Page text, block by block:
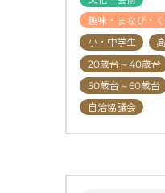
趣味・まなび・
小・中学生
20歳台～40歳台
50歳台～60歳台
自治協議会